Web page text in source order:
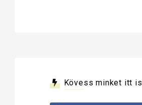
Kövess minket itt is